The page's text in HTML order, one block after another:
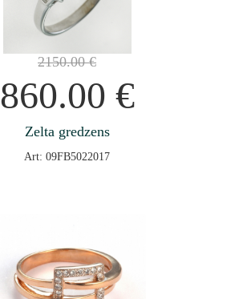
2150.00€
860.00 €
Zelta gredzens
Art: 09FB5022017